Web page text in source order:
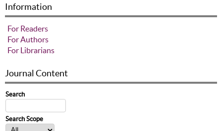
Information
For Readers
For Authors
For Librarians
Journal Content
Search
Search Scope